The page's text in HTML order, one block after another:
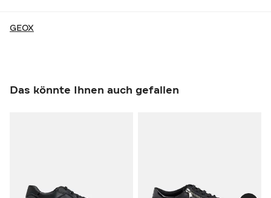
GEOX
Das könnte Ihnen auch gefallen